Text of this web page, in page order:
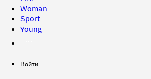
Woman
Sport
Young
Войти